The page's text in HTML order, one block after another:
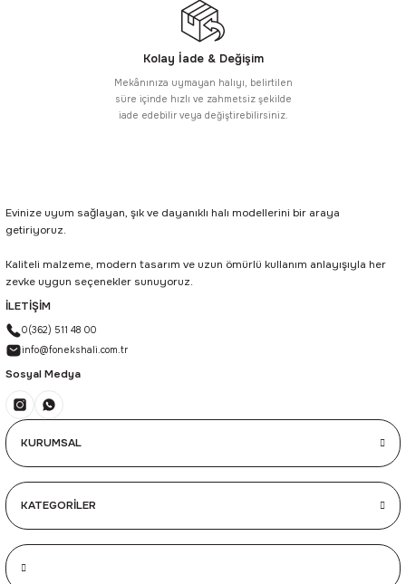
Kolay İade & Değişim
Mekânınıza uymayan halıyı, belirtilen
süre içinde hızlı ve zahmetsiz şekilde
iade edebilir veya değiştirebilirsiniz.
Evinize uyum sağlayan, şık ve dayanıklı halı modellerini bir araya
getiriyoruz.
Kaliteli malzeme, modern tasarım ve uzun ömürlü kullanım anlayışıyla her
zevke uygun seçenekler sunuyoruz.
İLETİŞİM
0(362) 511 48 00
info@fonekshali.com.tr
Sosyal Medya
KURUMSAL
KATEGORİLER